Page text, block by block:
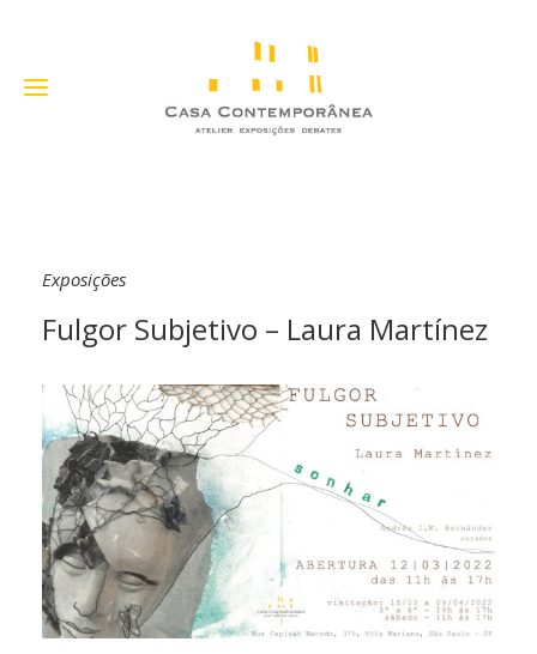
Exposições
Fulgor Subjetivo – Laura Martínez